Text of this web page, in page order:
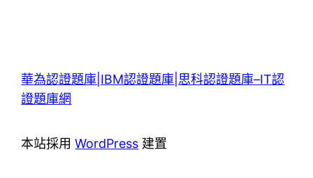
華為認證題庫|IBM認證題庫|思科認證題庫–IT認
證題庫網
本站採用WordPress 建置